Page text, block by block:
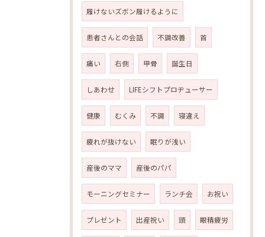
履けないズボン履けるように
患者さんとの会話 不調改善 首
痛い 右側 甲骨 誕生日
しあわせ LIFEシフトプロヂューサー
健康 むくみ 不調 寝違え
疲れが抜けない 眠りが浅い
産後のママ 産後のパパ
モーニングセミナー ランチ会 お祝い
プレゼント 出産祝い 頭 眼精疲労